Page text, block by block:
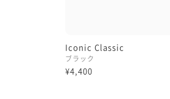
Iconic Classic
ブラック
¥4,400